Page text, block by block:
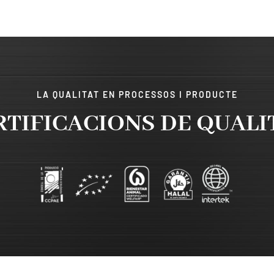
LA QUALITAT EN PROCESSOS I PRODUCTE
DE